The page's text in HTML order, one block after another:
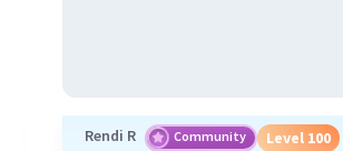
Rendi R Community Level 100